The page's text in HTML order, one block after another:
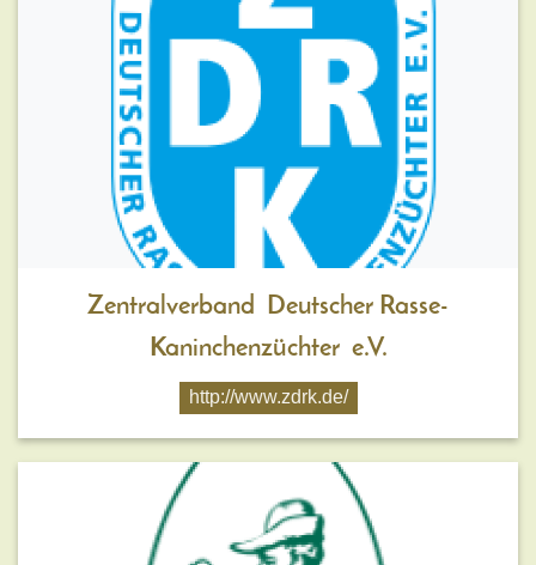
Zentralverband Deutscher Rasse-
Kaninchenzüchter e.V.
http://www.zdrk.de/